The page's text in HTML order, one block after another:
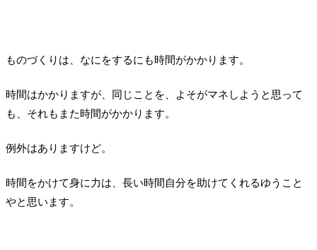
ものづくりは、なにをするにも時間がかかります。
時間はかかりますが、同じことを、よそがマネしようと思って
も、それもまた時間がかかります。
例外はありますけど。
時間をかけて身に力は、長い時間自分を助けてくれるゆうこと
やと思います。